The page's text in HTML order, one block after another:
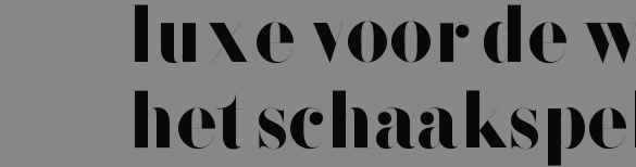
luxe voor de
het